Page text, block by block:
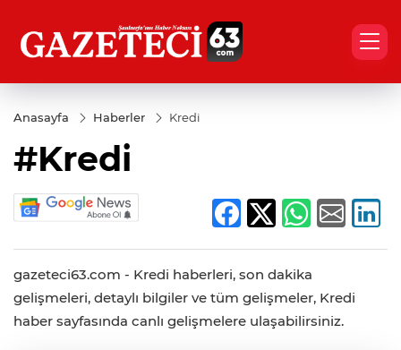
Anasayfa Haberler Kredi
#Kredi
gazeteci63.com - Kredi haberleri, son dakika
gelişmeleri, detaylı bilgiler ve tüm gelişmeler, Kredi
haber sayfasında canlı gelişmelere ulaşabilirsiniz.